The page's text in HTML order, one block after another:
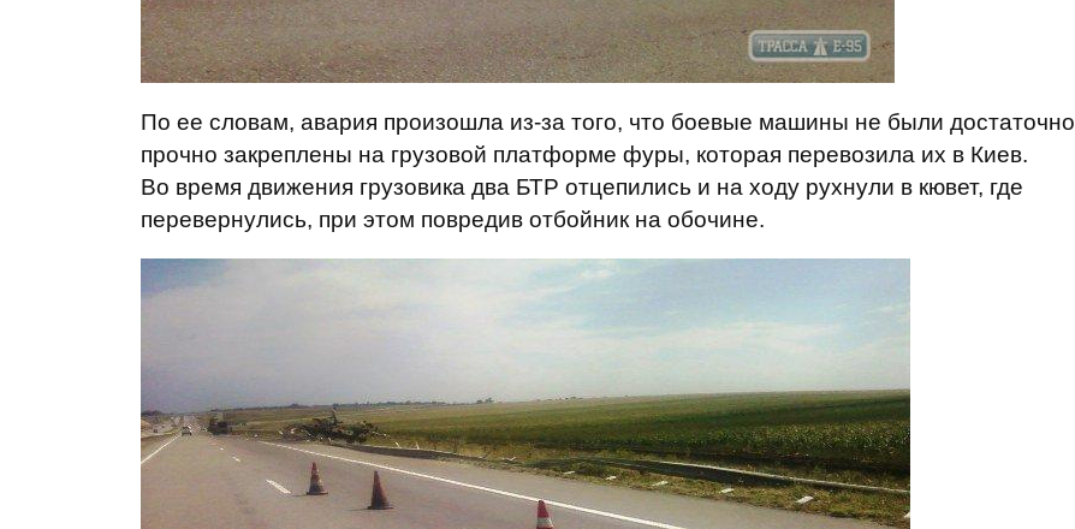
По ее словам, авария произошла из-за того, что боевые машины не были достаточно
прочно закреплены на грузовой платформе фуры, которая перевозила их в Киев.
Во время движения грузовика два БТР отцепились и на ходу рухнули в кювет, где
перевернулись, при этом повредив отбойник на обочине.